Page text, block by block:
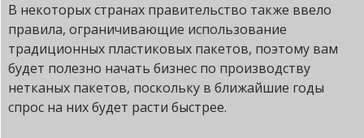
В некоторых странах правительство также ввело
правила, ограничивающие использование
традиционных пластиковых пакетов, поэтому вам
будет полезно начать бизнес по производству
нетканых пакетов, поскольку в ближайшие годы
спрос на них будет расти быстрее.